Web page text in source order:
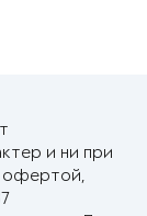
и ни при
офертой,